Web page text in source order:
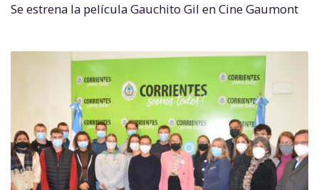
Se estrena la película Gauchito Gil en Cine Gaumont